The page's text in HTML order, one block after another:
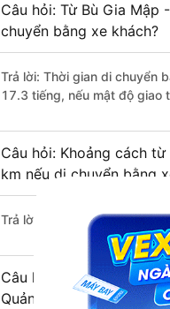
Câu hỏi: Từ Bù Gia Mập
chuyển bằng xe khách?
Trả lời: Thời gian di chuyển
17.3 tiếng, nếu mật độ giao
Câu hỏi: Khoảng cách
km nếu di chuyển bằng
Trả lời: Đoạn đường đi
Câu hỏi: Mỗi ngày có
Quảng Ngãi ?